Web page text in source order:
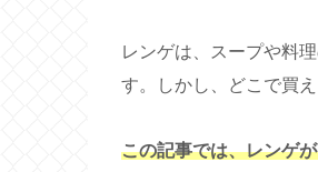
レンゲは、スープや料
す。しかし、どこで買
この記事では、レンゲ